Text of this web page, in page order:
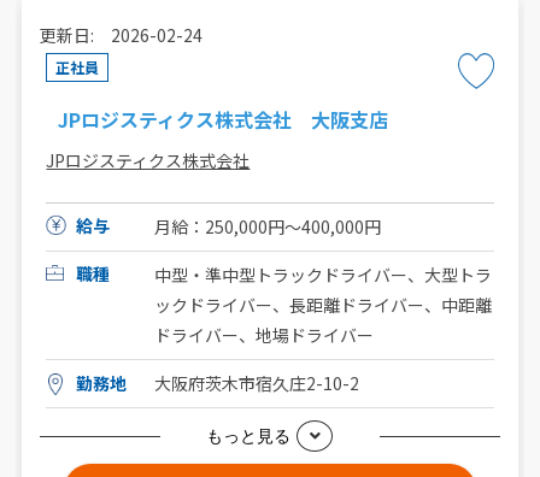
更新日: 2026-02-24
正社員
JPロジスティクス株式会社 大阪支店
JPロジスティクス株式会社
給与
月給：250,000円〜400,000円
職種
中型・準中型トラックドライバー、大型トラ
ックドライバー、長距離ドライバー、中距離
ドライバー、地場ドライバー
勤務地
大阪府茨木市宿久庄2-10-2
もっと見る